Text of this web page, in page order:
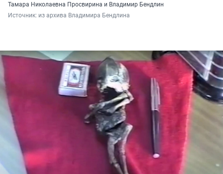
Тамара Николаевна Просвирина и Владимир Бендлин
Источник: из архива Владимира Бендлина